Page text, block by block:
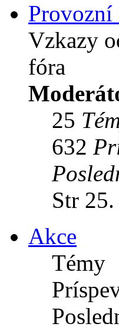
Provozní
Vzkazy
fóra
25
632
Str
Akce
Témy